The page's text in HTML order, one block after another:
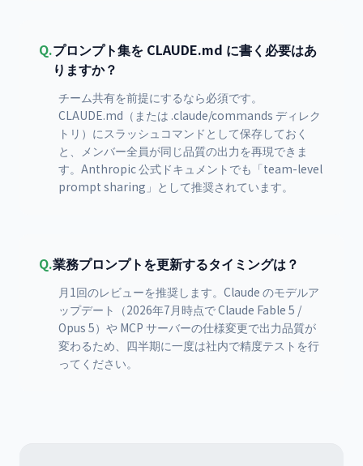
Q.プロンプト集を CLAUDE.md に書く必要はあ
りますか？
チーム共有を前提にするなら必須です。
CLAUDE.md（または .claude/commands ディレク
トリ）にスラッシュコマンドとして保存しておく
と、メンバー全員が同じ品質の出力を再現できま
す。Anthropic 公式ドキュメントでも「team-level
prompt sharing」として推奨されています。
Q.業務プロンプトを更新するタイミングは？
月1回のレビューを推奨します。Claude のモデルア
ップデート（2026年7月時点で Claude Fable 5 /
Opus 5）や MCP サーバーの仕様変更で出力品質が
変わるため、四半期に一度は社内で精度テストを行
ってください。